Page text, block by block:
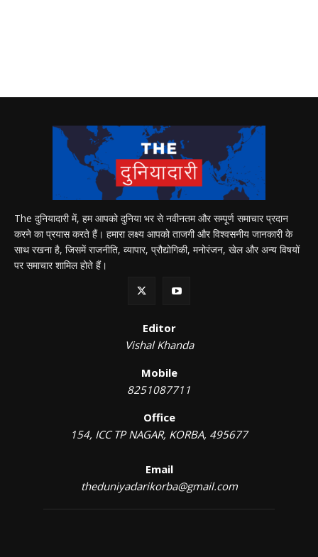
The दुनियादारी में, हम आपको दुनिया भर से नवीनतम और सम्पूर्ण समाचार प्रदान
करने का प्रयास करते हैं। हमारा लक्ष्य आपको ताजगी और विश्वसनीय जानकारी के
साथ रखना है, जिसमें राजनीति, व्यापार, प्रौद्योगिकी, मनोरंजन, खेल और अन्य विषयों
पर समाचार शामिल होते हैं।
Editor
Vishal Khanda
Mobile
8251087711
Office
154, ICC TP NAGAR, KORBA, 495677
Email
theduniyadarikorba@gmail.com